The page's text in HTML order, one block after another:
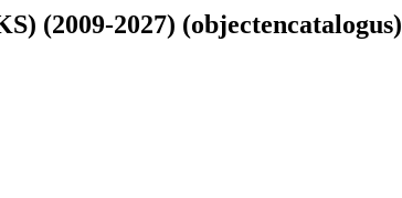
(2009-2027) (objectencatalogus)